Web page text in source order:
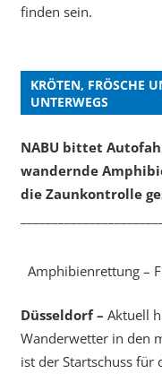
finden sein.
KRÖTEN, FRÖSCHE
UNTERWEGS
NABU bittet
wandernde
die Zaunkontrolle
Amphibienrettung –
Düsseldorf – Aktuell
Wanderwetter in den
ist der Startschuss für